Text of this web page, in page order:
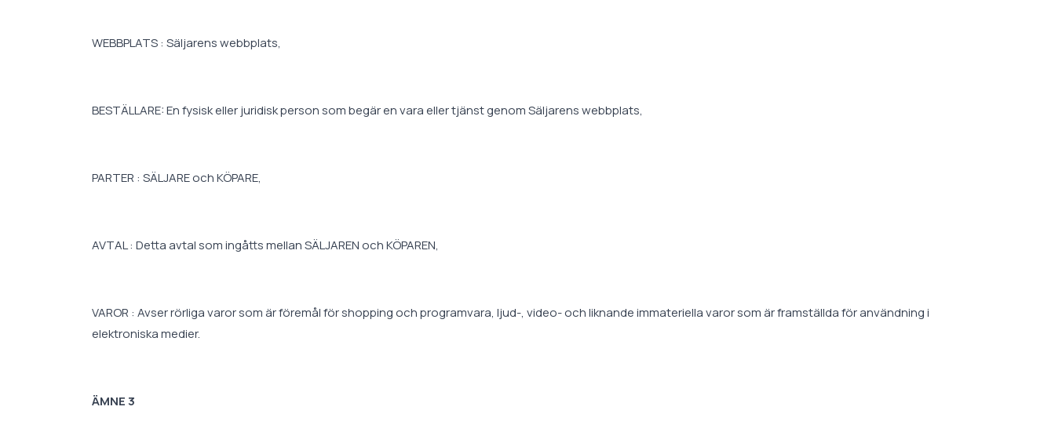
WEBBPLATS : Säljarens webbplats,
BESTÄLLARE: En fysisk eller juridisk person som begär en vara eller tjänst genom Säljarens webbplats,
PARTER : SÄLJARE och KÖPARE,
AVTAL : Detta avtal som ingåtts mellan SÄLJAREN och KÖPAREN,
VAROR : Avser rörliga varor som är föremål för shopping och programvara, ljud-, video- och liknande immateriella varor som är framställda för användning i
elektroniska medier.
ÄMNE 3